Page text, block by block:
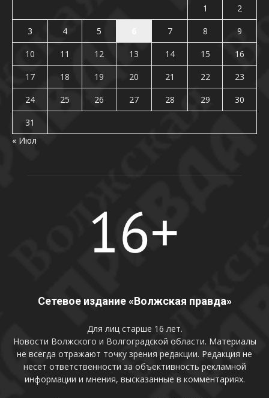
1
2
3
4 5 7 8
9
10
11 12 13 14 15
16
17
18 19 20 21 22
23
24
25 26 27 28 29
30
31
« Июл
Сетевое издание «Волжская правда»
Для лиц старше 16 лет.
Новости Волжского и Волгоградской области. Материалы
не всегда отражают точку зрения редакции. Редакция не
несет ответственности за объективность рекламной
информации и мнения, высказанные в комментариях.